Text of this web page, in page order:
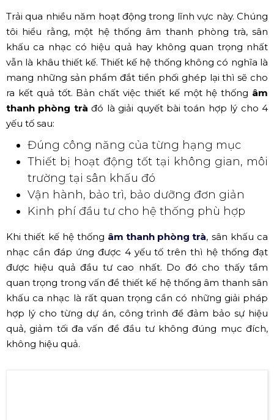
✅ Thiết kế hệ thống âm thanh
phòng trà, sân khấu ca nhạc đúng
chuẩn cần lưu ý những gì?
Trải qua nhiều năm hoạt động trong lĩnh vực này. Chúng
tôi hiểu rằng, một hệ thống âm thanh phòng trà, sân
khấu ca nhạc có hiệu quả hay không quan trọng nhất
vẫn là khâu thiết kế. Thiết kế hệ thống không có nghĩa là
mang những sản phẩm đắt tiền phối ghép lại thì sẽ cho
ra kết quả tốt. Bản chất việc thiết kế một hệ thống
thanh phòng trà
đó là giải quyết bài toán hợp lý cho 4
yếu tố sau:
Thiết bị hoạt động tốt tại không gian, môi
trường tại sân khấu đó
Vận hành, bảo trì, bảo dưỡng đơn giản
Kinh phí đầu tư cho hệ thống phù hợp
Khi thiết kế hệ thốngâm thanh phòng trà , sân khấu ca
nhạc cần đáp ứng được 4 yếu tố trên thì hệ thống đạt
được hiệu quả đầu tư cao nhất. Do đó cho thấy tầm